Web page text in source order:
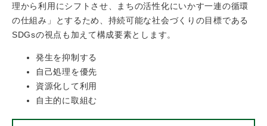
理から利用にシフトさせ、まちの活性化にいかす一連の循環
の仕組み」とするため、持続可能な社会づくりの目標である
SDGsの視点も加えて構成要素とします。
発生を抑制する
自己処理を優先
資源化して利用
自主的に取組む